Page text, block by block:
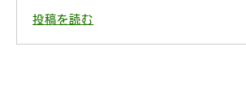
投稿を読む